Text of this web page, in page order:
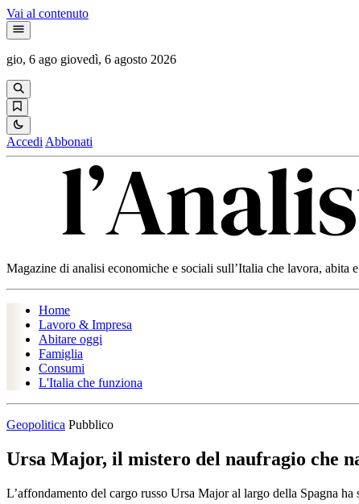
Vai al contenuto
gio, 6 ago giovedì, 6 agosto 2026
Accedi Abbonati
Magazine di analisi economiche e sociali sull’Italia che lavora, abita
Home
Lavoro & Impresa
Abitare oggi
Famiglia
Consumi
L'Italia che funziona
Geopolitica Pubblico
Ursa Major, il mistero del naufragio che
L’affondamento del cargo russo Ursa Major al largo della Spagna